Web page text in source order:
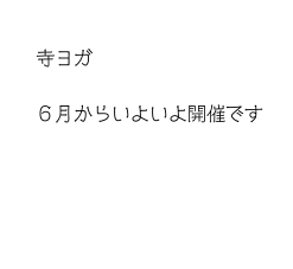
寺ヨガ
６月からいよいよ開催です